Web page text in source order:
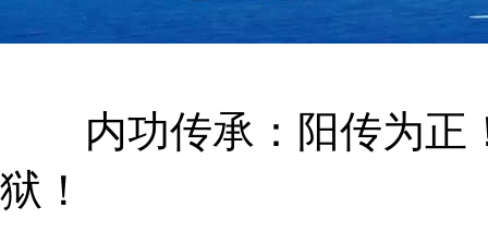
内功传承：阳传为正
狱！